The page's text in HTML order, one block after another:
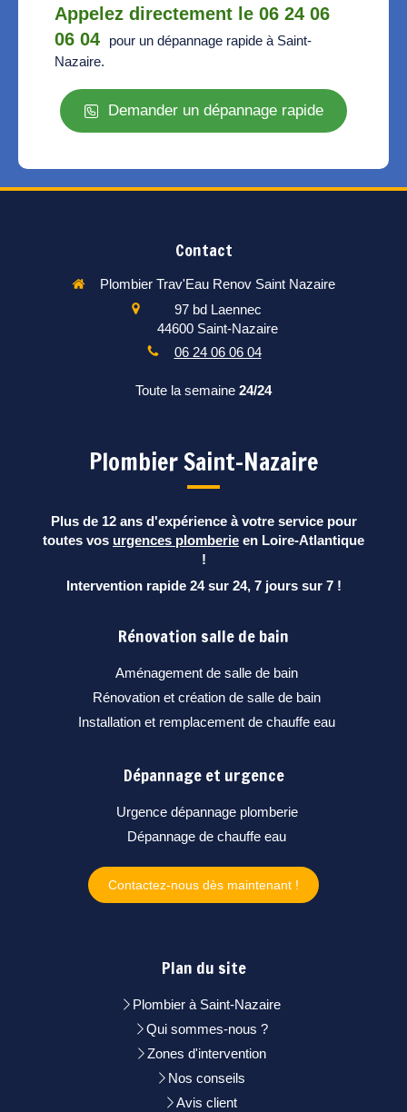
Appelez directement le 06 24 06
06 04
pour un dépannage rapide à Saint-
Nazaire.
Demander un dépannage rapide
Plan du site
Plombier à Saint-Nazaire
Qui sommes-nous ?
Zones d'intervention
Nos conseils
Avis client
Plombier Saint-Nazaire
Plus de 12 ans d'expérience à votre service pour
toutes vos urgences plomberie en Loire-Atlantique
!
Intervention rapide 24 sur 24, 7 jours sur 7 !
Rénovation salle de bain
Aménagement de salle de bain
Rénovation et création de salle de bain
Installation et remplacement de chauffe eau
Dépannage et urgence
Urgence dépannage plomberie
Dépannage de chauffe eau
Contactez-nous dès maintenant !
Contact
Plombier Trav'Eau Renov Saint Nazaire
97 bd Laennec
44600 Saint-Nazaire
06 24 06 06 04
Toute la semaine 24/24